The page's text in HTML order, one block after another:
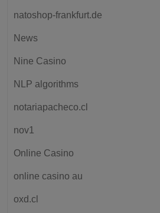
natoshop-frankfurt.de
News
Nine Casino
NLP algorithms
notariapacheco.cl
nov1
Online Casino
online casino au
oxd.cl